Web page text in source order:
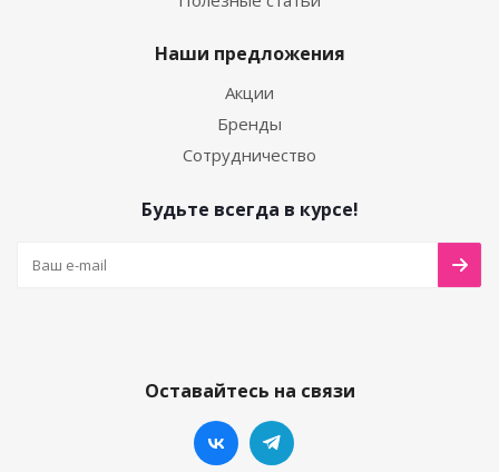
Наши предложения
Акции
Бренды
Сотрудничество
Будьте всегда в курсе!
Оставайтесь на связи